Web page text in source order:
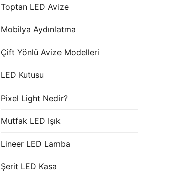
Toptan LED Avize
Mobilya Aydınlatma
Çift Yönlü Avize Modelleri
LED Kutusu
Pixel Light Nedir?
Mutfak LED Işık
Lineer LED Lamba
Şerit LED Kasa